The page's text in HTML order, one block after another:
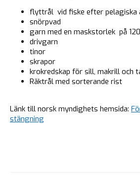
flyttrål vid fiske efter pelagiska
snörpvad
garn med en maskstorlek på
drivgarn
tinor
skrapor
krokredskap för sill, makrill och
Räktrål med sorterande rist
Länk till norsk myndighets hemsida:
stängning